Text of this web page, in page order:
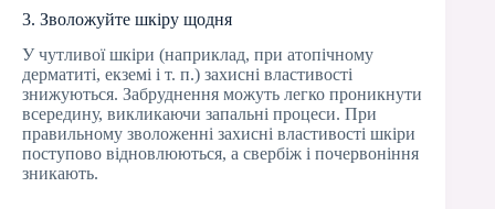
3. Зволожуйте шкіру щодня
У чутливої шкіри (наприклад, при атопічному
дерматиті, екземі і т. п.) захисні властивості
знижуються. Забруднення можуть легко проникнути
всередину, викликаючи запальні процеси. При
правильному зволоженні захисні властивості шкіри
поступово відновлюються, а свербіж і почервоніння
зникають.